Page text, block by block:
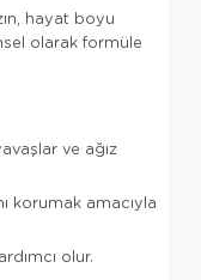
hayat boyu
olarak formüle
ve ağız
korumak amacıyla
olur.